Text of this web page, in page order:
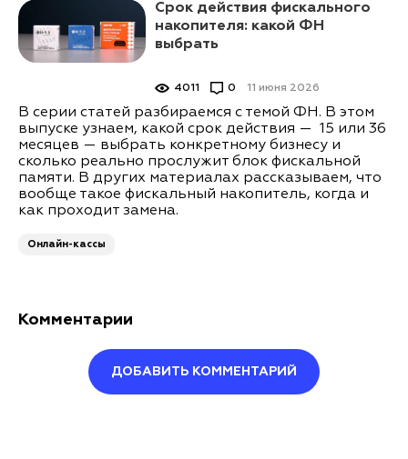
Срок действия фискального
накопителя: какой ФН
выбрать
11 июня 2026
4011 0
В серии статей разбираемся с темой ФН. В этом
выпуске узнаем, какой срок действия — 15 или 36
месяцев — выбрать конкретному бизнесу и
сколько реально прослужит блок фискальной
памяти. В других материалах рассказываем, что
вообще такое фискальный накопитель, когда и
как проходит замена.
Онлайн-кассы
Комментарии
ДОБАВИТЬ КОММЕНТАРИЙ